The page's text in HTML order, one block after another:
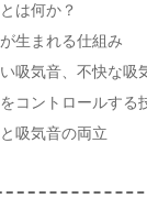
は何か？
生まれる仕組み
吸気音、不快な吸
コントロールする
吸気音の両立